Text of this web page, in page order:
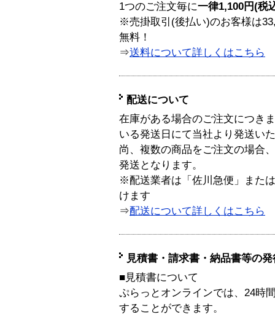
1つのご注文毎に一律1,100円(税
※売掛取引(後払い)のお客様は
無料！
⇒送料について詳しくはこちら
配送について
在庫がある場合のご注文につき
いる発送日にて当社より発送い
尚、複数の商品をご注文の場合
発送となります。
※配送業者は「佐川急便」また
けます
⇒配送について詳しくはこちら
見積書・請求書・納品書等の
■見積書について
ぷらっとオンラインでは、24時
することができます。